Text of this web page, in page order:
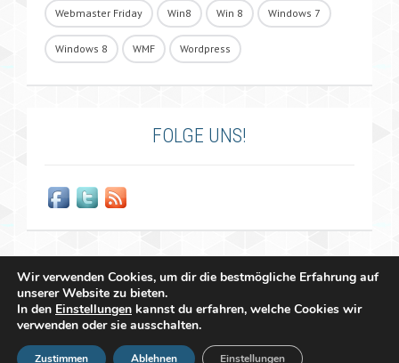
Webmaster Friday Win8 Win 8 Windows 7
Windows 8 WMF Wordpress
FOLGE UNS!
Copyright 2011 - 2026 Raffael Herrmann - All Rights Reserved |
Wir verwenden Cookies, um dir die bestmögliche Erfahrung auf
unserer Website zu bieten.
In den Einstellungen kannst du erfahren, welche Cookies wir
verwenden oder sie ausschalten.
Zustimmen Ablehnen Einstellungen